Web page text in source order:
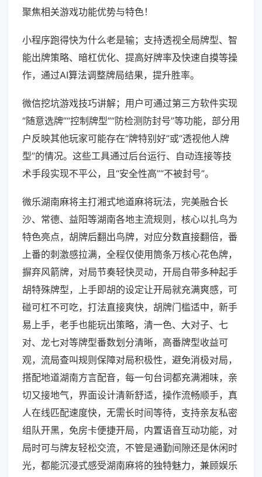
聚焦相关游戏功能优势与特色！
小程序跑得快为什么老是输；支持透视全局牌型、智
能出牌策略、暗杠优化、提高好牌率及快速自摸等操
作，通过AI算法调整牌局结果，提升胜率。
微信挖坑游戏技巧讲解；用户可通过第三方软件实现
“随意选牌”“控制牌型”“防检测防封号”等功能，部分用
户反映其他玩家可能存在“牌特别好”或“透视他人牌
型”的情况。这些工具通过后台运行、自动连接等技
术手段实现不平公，且“安全性高”“不被封号”。
微乐湖南麻将主打湘式地道麻将玩法，完美融合长
沙、常德、益阳等湖南各地主流规则，核心以扎鸟为
特色亮点，胡牌后翻出鸟牌，对应分数直接翻倍，番
上番的刺激感拉满，全程仅使用筒条万核心花色牌，
摒弃风箭牌，对局节奏轻快灵动，开局自带多种起手
胡特殊牌型，上手即胡的设定让开局就充满爽感，可
碰可杠不可吃，打法直接爽快，胡牌门槛适中，新手
易上手，老手也能玩出策略，清一色、大对子、七
对、龙七对等牌型番数划分清晰，高番牌型收益可
观，流局查叫规则保障对局积极性，避免消极对局，
搭配地道湖南方言配音，每一句台词都充满湘味，亲
切又接地气，界面设计清新舒适，操作流畅顺手，真
人在线匹配速度快，无需长时间等待，支持亲友私密
组队开黑，免房卡便捷开局，内置语音互动功能，对
局时可与牌友轻松交流，不管是通勤间隙还是休闲时
光，都能沉浸式感受湖南麻将的独特魅力，兼顾娱乐